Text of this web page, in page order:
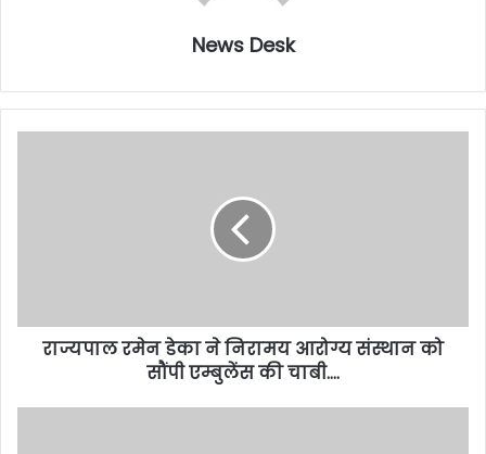
News Desk
राज्यपाल रमेन डेका ने निरामय आरोग्य संस्थान को
सौंपी एम्बुलेंस की चाबी….